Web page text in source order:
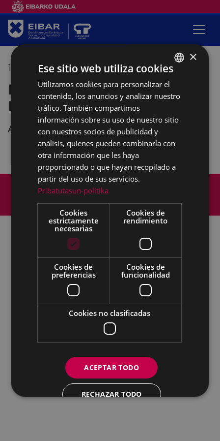
17/12/2018 17:00- 19:30
Reunión de la Mesa de la
Mujer
Andretxea
Mapa del Sitio
Aviso legal
Política de cookies
Accesibilidad
Todas las redes sociales del Ayuntamiento
Eibarko Andretxea - Isasi kalea, 11 | 20600 Eibar
Andretxea: 943 54 39 38
Igualdad: 943 70 84 40
andretxea@eibar.eus
berdintasuna@eibar.eus
IFZ: P2003100A | DIR3 L01200300
BASQUE
SPANISH
×
Ese sitio web utiliza cookies
Utilizamos cookies para personalizar el
contenido, los anuncios y analizar nuestro
tráfico. También compartimos
información sobre su uso de nuestro sitio
con nuestros socios de publicidad y
análisis, quienes pueden combinarla con
otra información que les haya
proporcionado o que hayan recopilado a
partir del uso de sus servicios.
Pribatutasun-politika
Cookies
estrictamente
necesarias
Cookies de
rendimiento
Cookies de
preferencias
Cookies de
funcionalidad
Cookies no clasificadas
ACEPTAR TODO
RECHAZAR TODO